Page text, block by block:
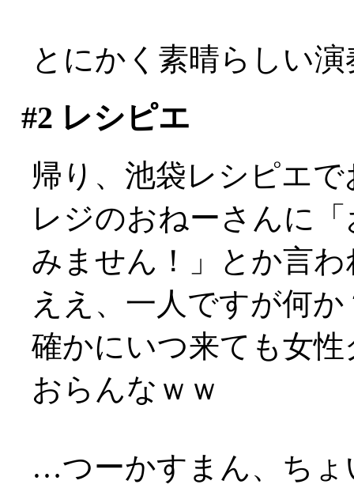
とにかく素晴らしい
#2 レシピエ
帰り、池袋レシピエで
レジのおねーさんに
みません！」とか言
ええ、一人ですが何か
確かにいつ来ても女
おらんなｗｗ
…つーかすまん、ちょ